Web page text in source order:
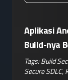
Aplikasi
Build-nya
Tags:Build
Secure SDLC,